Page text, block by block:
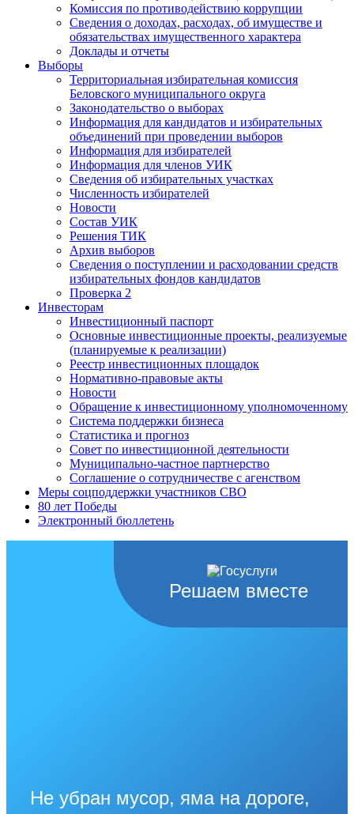
Комиссия по противодействию коррупции
Сведения о доходах, расходах, об имуществе и
обязательствах имущественного характера
Доклады и отчеты
Выборы
Территориальная избирательная комиссия
Беловского муниципального округа
Законодательство о выборах
Информация для кандидатов и избирательных
объединений при проведении выборов
Информация для избирателей
Информация для членов УИК
Сведения об избирательных участках
Численность избирателей
Новости
Состав УИК
Решения ТИК
Архив выборов
Сведения о поступлении и расходовании средств
избирательных фондов кандидатов
Проверка 2
Инвесторам
Инвестиционный паспорт
Основные инвестиционные проекты, реализуемые
(планируемые к реализации)
Реестр инвестиционных площадок
Нормативно-правовые акты
Новости
Обращение к инвестиционному уполномоченному
Система поддержки бизнеса
Статистика и прогноз
Совет по инвестиционной деятельности
Муниципально-частное партнерство
Соглашение о сотрудничестве с агенством
Меры соцподдержки участников СВО
80 лет Победы
Электронный бюллетень
Решаем вместе
Не убран мусор, яма на дороге,